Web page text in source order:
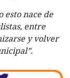
esto nace de
entre
y volver